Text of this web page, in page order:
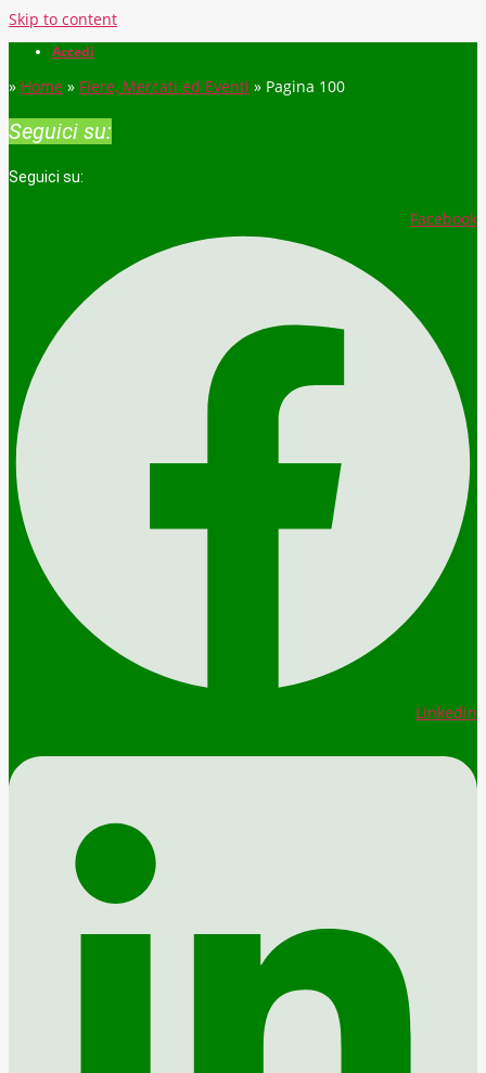
Skip to content
Accedi
» Home » Fiere, Mercati ed Eventi » Pagina 100
Seguici su:
Seguici su:
Facebook
Linkedin